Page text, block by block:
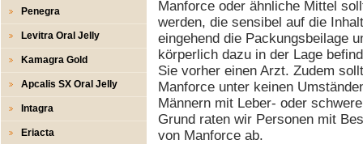
Penegra
Levitra Oral Jelly
Kamagra Gold
Apcalis SX Oral Jelly
Intagra
Eriacta
Manforce oder ähnliche Mittel
werden, die sensibel auf die
eingehend die Packungsbeilage
körperlich dazu in der Lage
Sie vorher einen Arzt. Zudem
Manforce unter keinen
Männern mit Leber- oder
Grund raten wir Personen mit
von Manforce ab.